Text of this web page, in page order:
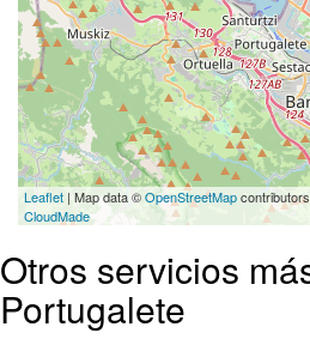
Leaflet | Map data ©OpenStreetMap
CloudMade
Otros servicios
Portugalete